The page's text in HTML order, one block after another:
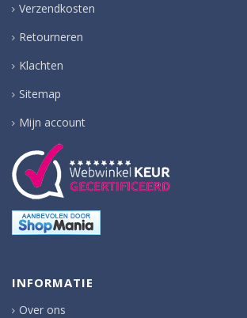
Verzendkosten
Retourneren
Klachten
Sitemap
Mijn account
INFORMATIE
Over ons